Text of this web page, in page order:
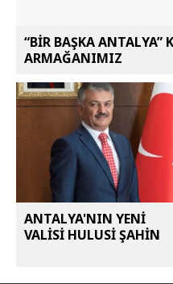
“BİR BAŞKA ANTALYA”
ARMAĞANIMIZ
ANTALYA'NIN YENİ
VALİSİ HULUSİ ŞAHİN